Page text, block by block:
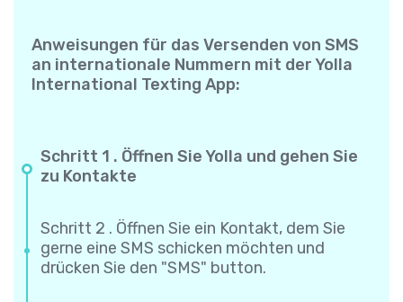
Anweisungen für das Versenden von SMS
an internationale Nummern mit der Yolla
International Texting App:
Schritt 1 . Öffnen Sie Yolla und gehen Sie
zu Kontakte
Schritt 2 . Öffnen Sie ein Kontakt, dem Sie
gerne eine SMS schicken möchten und
drücken Sie den "SMS" button.